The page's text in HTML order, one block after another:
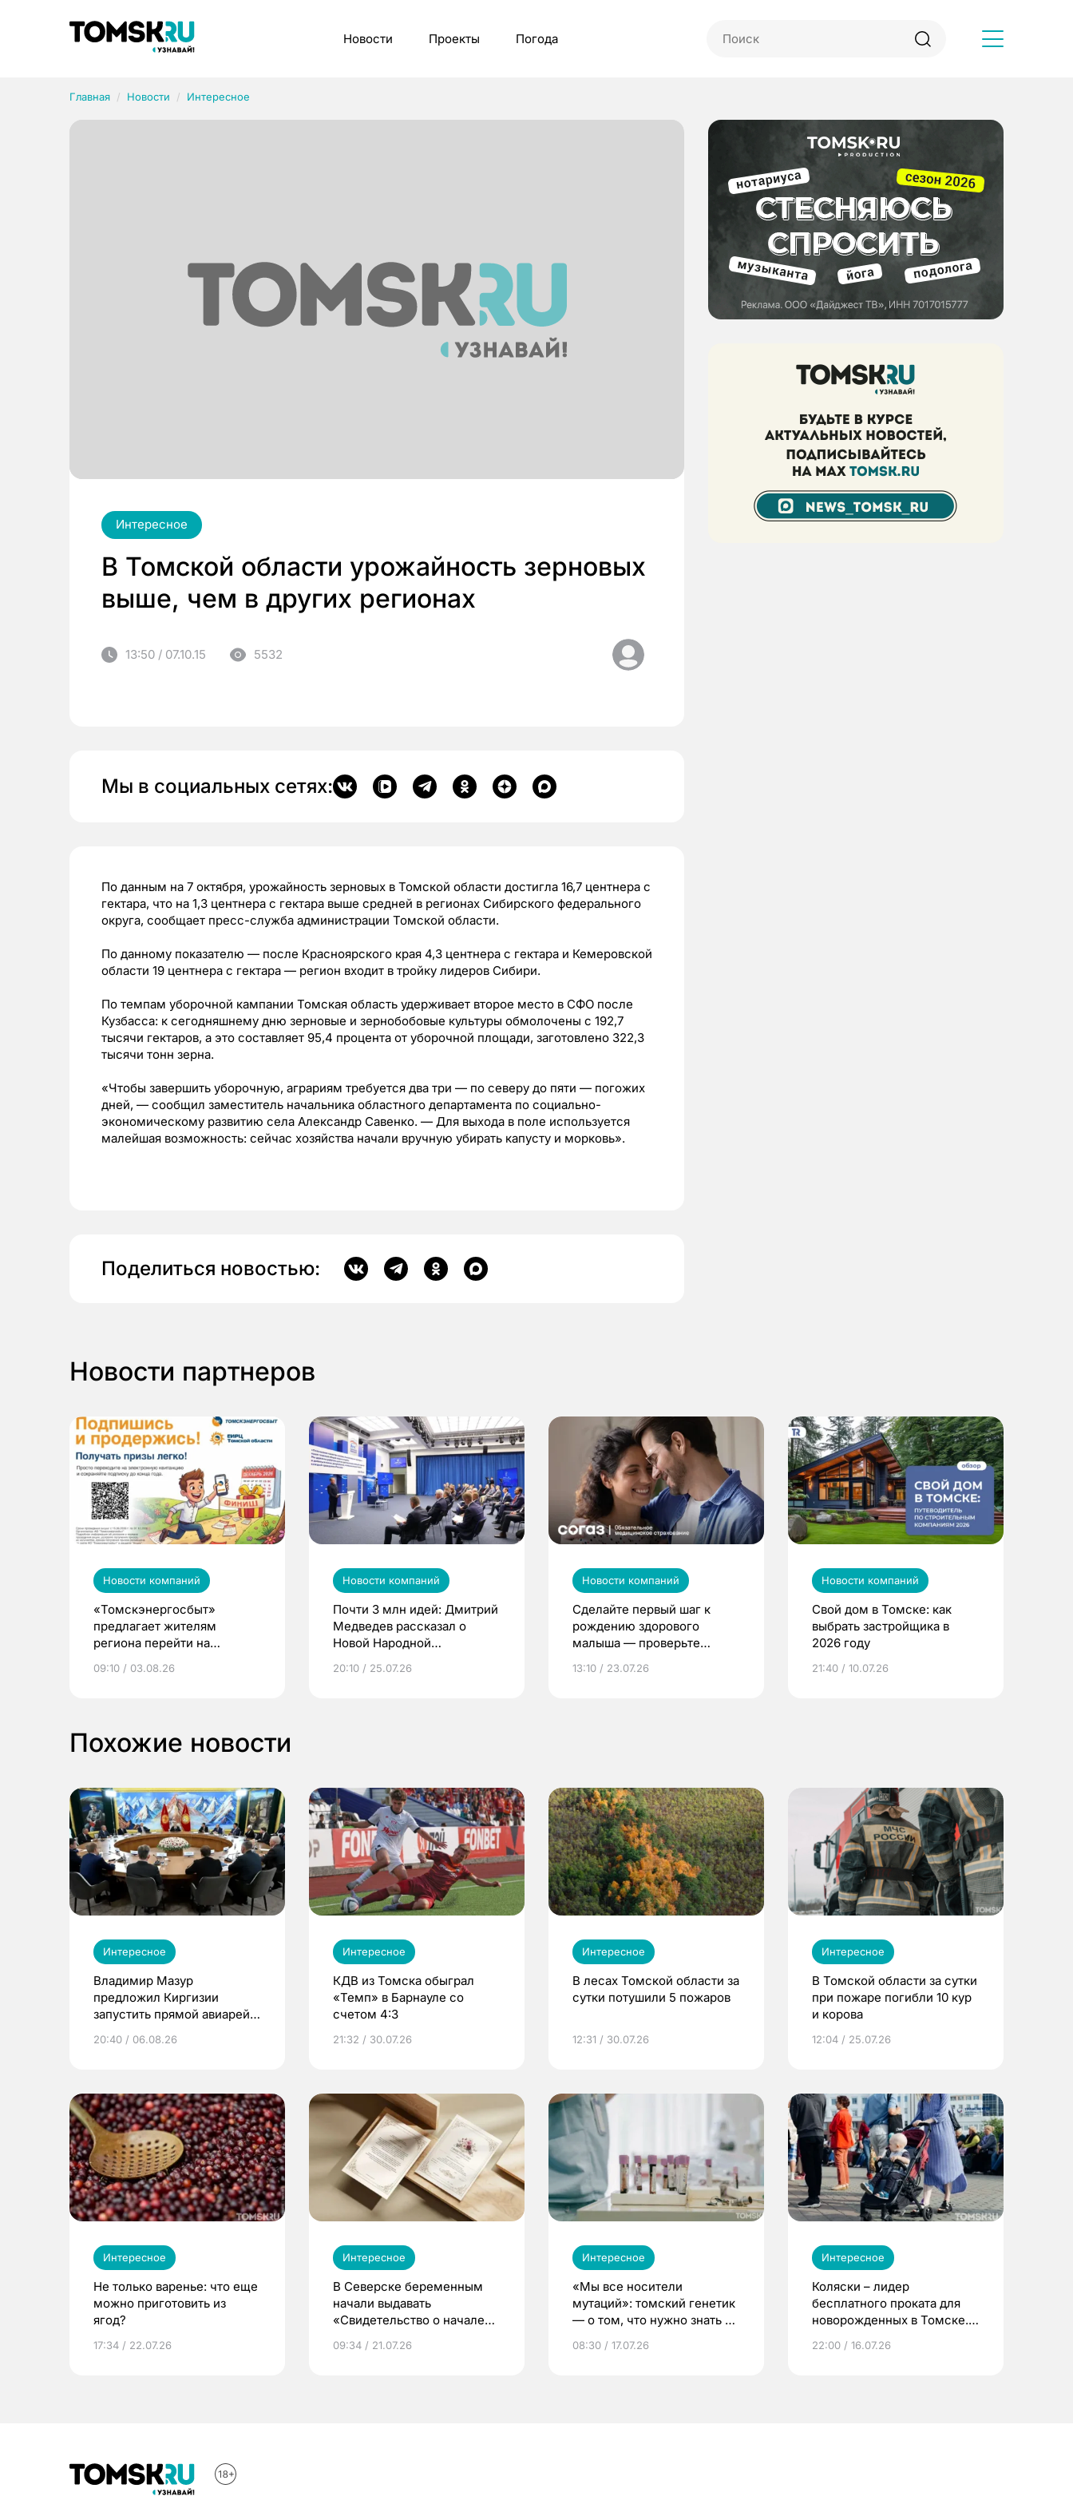
Новости Проекты Погода
Главная Новости Интересное
Интересное
В Томской области урожайность зерновых
выше, чем в других регионах
13:50 / 07.10.15 5532
Мы в социальных сетях:
По данным на 7 октября, урожайность зерновых в Томской области достигла 16,7 центнера с
гектара, что на 1,3 центнера с гектара выше средней в регионах Сибирского федерального
округа, сообщает пресс-служба администрации Томской области.
По данному показателю — после Красноярского края 4,3 центнера с гектара и Кемеровской
области 19 центнера с гектара — регион входит в тройку лидеров Сибири.
По темпам уборочной кампании Томская область удерживает второе место в СФО после
Кузбасса: к сегодняшнему дню зерновые и зернобобовые культуры обмолочены с 192,7
тысячи гектаров, а это составляет 95,4 процента от уборочной площади, заготовлено 322,3
тысячи тонн зерна.
«Чтобы завершить уборочную, аграриям требуется два три — по северу до пяти — погожих
дней, — сообщил заместитель начальника областного департамента по социально-
экономическому развитию села Александр Савенко. — Для выхода в поле используется
малейшая возможность: сейчас хозяйства начали вручную убирать капусту и морковь».
Поделиться новостью:
Новости партнеров
Новости компаний
«Томскэнергосбыт»
предлагает жителям
региона перейти на
выиграть призы
09:10 / 03.08.26
Новости компаний
Почти 3 млн идей: Дмитрий
Медведев рассказал о
Новой Народной
20:10 / 25.07.26
Новости компаний
Сделайте первый шаг к
рождению здорового
малыша — проверьте
по ОМС!
13:10 / 23.07.26
Новости компаний
Свой дом в Томске: как
выбрать застройщика в
2026 году
21:40 / 10.07.26
Похожие новости
Интересное
Владимир Мазур
предложил Киргизии
запустить прямой авиарейс
20:40 / 06.08.26
Интересное
КДВ из Томска обыграл
«Темп» в Барнауле со
счетом 4:3
21:32 / 30.07.26
Интересное
В лесах Томской области за
сутки потушили 5 пожаров
12:31 / 30.07.26
Интересное
В Томской области за сутки
при пожаре погибли 10 кур
и корова
12:04 / 25.07.26
Интересное
Не только варенье: что еще
можно приготовить из
ягод?
17:34 / 22.07.26
Интересное
В Северске беременным
начали выдавать
«Свидетельство о начале
09:34 / 21.07.26
Интересное
«Мы все носители
мутаций»: томский генетик
— о том, что нужно знать до
08:30 / 17.07.26
Интересное
Коляски – лидер
бесплатного проката для
новорожденных в Томске.
22:00 / 16.07.26
Рубрики